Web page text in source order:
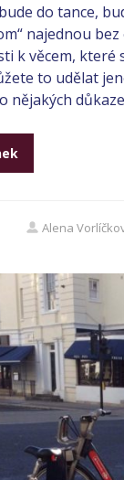
do tance,
najednou
k věcem, které
to udělat
nějakých
Alena